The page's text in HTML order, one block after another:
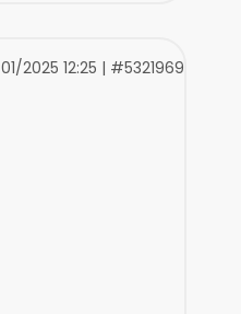
2025 12:25 | #5321969